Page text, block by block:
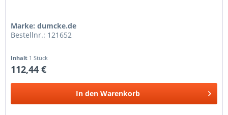
Marke: dumcke.de
Bestellnr.: 121652
Inhalt 1 Stück
112,44 €
In den Warenkorb